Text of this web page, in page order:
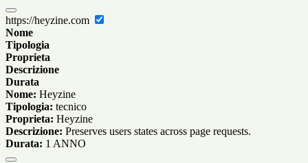
https://heyzine.com
Nome
Tipologia
Proprieta
Descrizione
Durata
Nome: Heyzine
Tipologia: tecnico
Proprieta: Heyzine
Descrizione: Preserves users states across page requests.
Durata: 1 ANNO